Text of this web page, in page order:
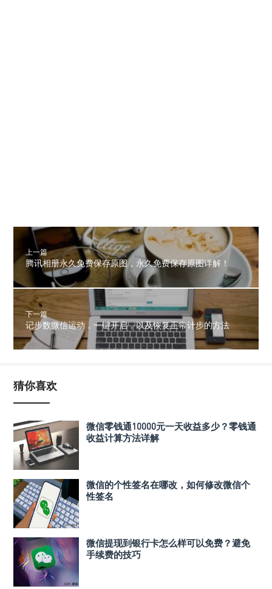
上一篇
腾讯相册永久免费保存原图，永久免费保存原图详解！
下一篇
记步数微信运动，一键开启，以及恢复正常计步的方法
猜你喜欢
微信零钱通10000元一天收益多少？零钱通
收益计算方法详解
微信的个性签名在哪改，如何修改微信个
性签名
微信提现到银行卡怎么样可以免费？避免
手续费的技巧